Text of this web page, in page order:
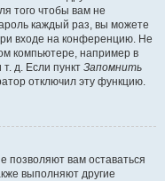
того чтобы вам не
каждый раз, вы можете
входе на конференцию. Не
компьютере, например в
д. Если пункт Запомнить
отключил эту функцию.
позволяют вам оставаться
выполняют другие